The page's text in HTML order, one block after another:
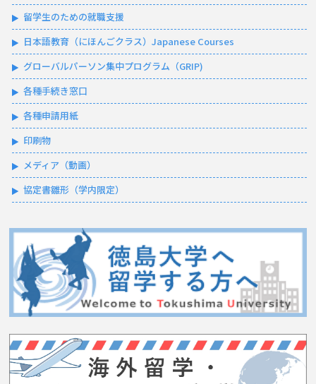
留学生のための就職支援
日本語教育（にほんごクラス）Japanese Courses
グローバルパーソン集中プログラム（GRIP)
各種手続き窓口
各種申請用紙
印刷物
メディア（動画）
協定書雛形（学内限定）